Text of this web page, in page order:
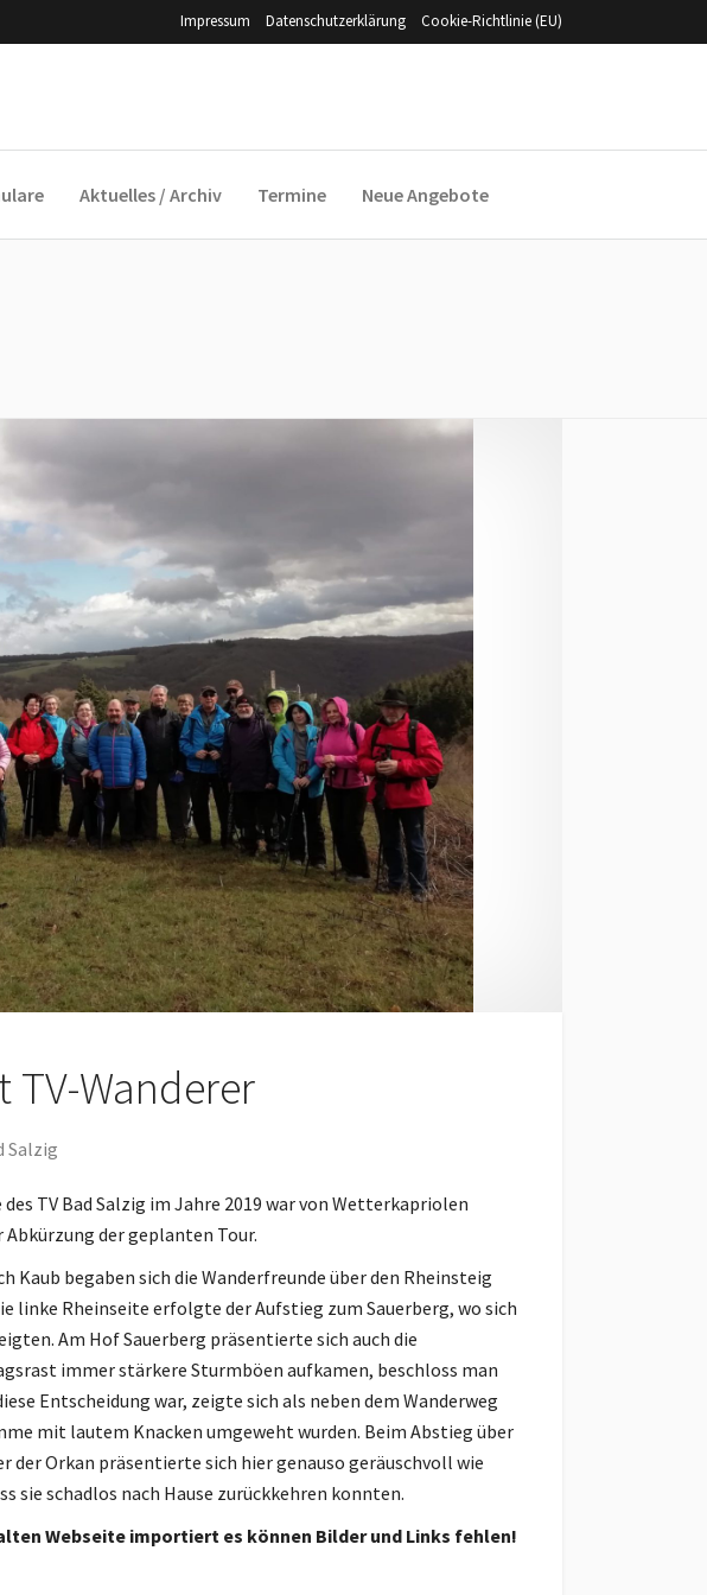
Impressum Datenschutzerklärung Cookie-Richtlinie (EU)
Aktuelles / Archiv Termine Neue Angebote
Wanderer
Salzig
TV Bad Salzig im Jahre 2019 war von Wetterkapriolen
der geplanten Tour.
Kaub begaben sich die Wanderfreunde über den Rheinsteig
linke Rheinseite erfolgte der Aufstieg zum Sauerberg, wo sich
Am Hof Sauerberg präsentierte sich auch die
immer stärkere Sturmböen aufkamen, beschloss man
Entscheidung war, zeigte sich als neben dem Wanderweg
mit lautem Knacken umgeweht wurden. Beim Abstieg über
der Orkan präsentierte sich hier genauso geräuschvoll wie
sie schadlos nach Hause zurückkehren konnten.
Webseite importiert es können Bilder und Links fehlen!